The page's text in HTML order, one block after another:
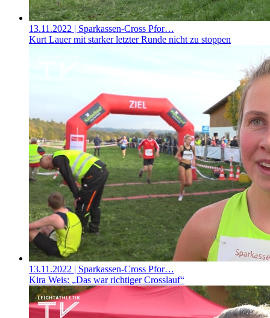
13.11.2022 | Sparkassen-Cross Pfor…
Kurt Lauer mit starker letzter Runde nicht zu stoppen
13.11.2022 | Sparkassen-Cross Pfor…
Kira Weis: „Das war richtiger Crosslauf“